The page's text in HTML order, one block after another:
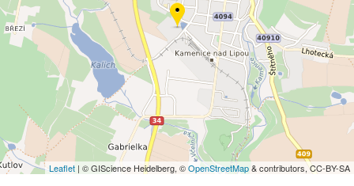
Leaflet | © GIScience Heidelberg, ©OpenStreetMap& contributors, CC-BY-SA